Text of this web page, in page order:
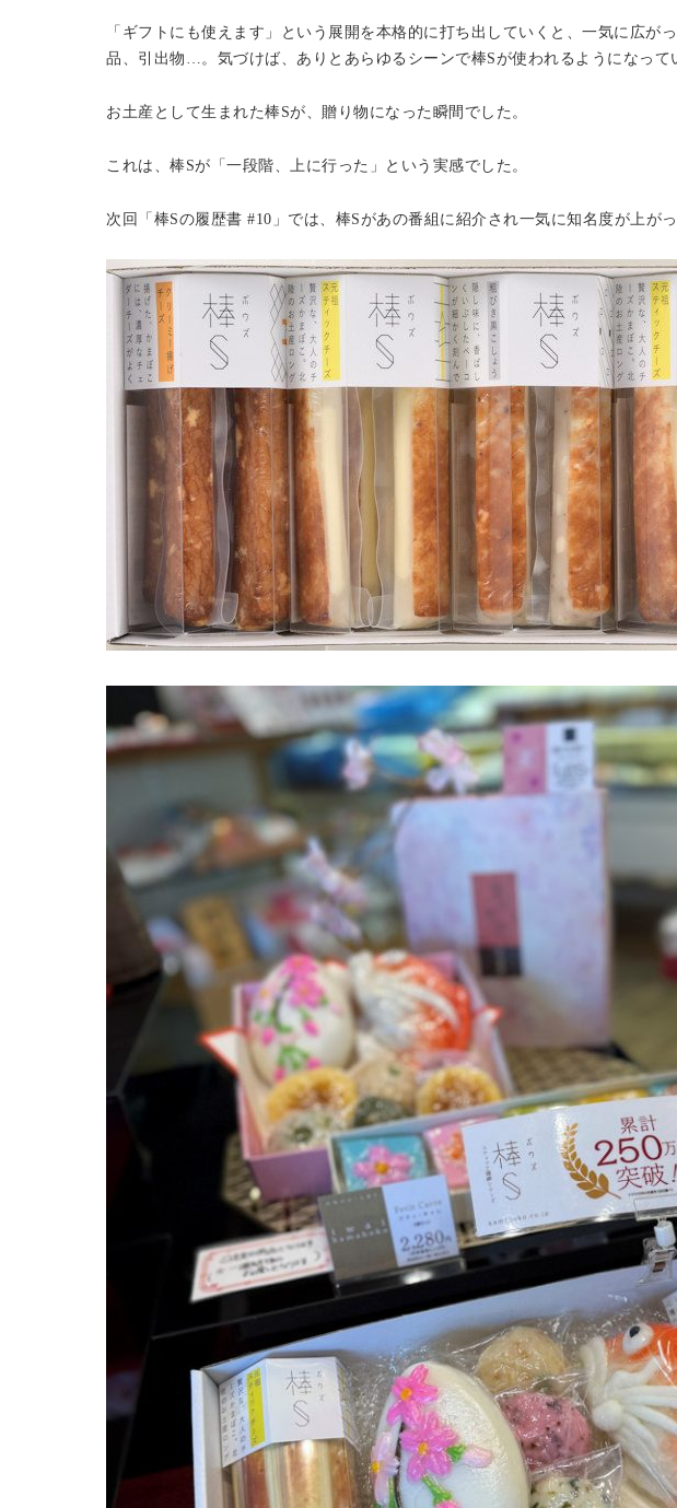
「ギフトにも使えます」という展開を本格的に打ち出していくと、一気に広が
品、引出物…。気づけば、ありとあらゆるシーンで棒Sが使われるようになって
お土産として生まれた棒Sが、贈り物になった瞬間でした。
これは、棒Sが「一段階、上に行った」という実感でした。
次回「棒Sの履歴書 #10」では、棒Sがあの番組に紹介され一気に知名度が上が